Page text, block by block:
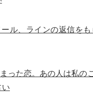
ル、ラインの返信を
った恋。あの人は私の
い